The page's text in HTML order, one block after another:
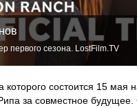
первого сезона. LostFilm.TV
состоится 15 мая
за совместное